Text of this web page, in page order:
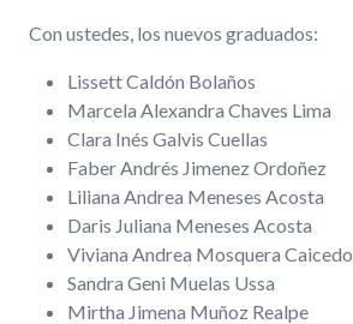
Con ustedes, los nuevos graduados:
Lissett Caldón Bolaños
Marcela Alexandra Chaves Lima
Clara Inés Galvis Cuellas
Faber Andrés Jimenez Ordoñez
Liliana Andrea Meneses Acosta
Daris Juliana Meneses Acosta
Viviana Andrea Mosquera Caicedo
Sandra Geni Muelas Ussa
Mirtha Jimena Muñoz Realpe